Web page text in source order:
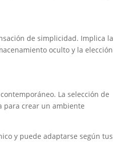
de simplicidad. Implica la
oculto y la elección
La selección de
para crear un ambiente
y puede adaptarse según tus